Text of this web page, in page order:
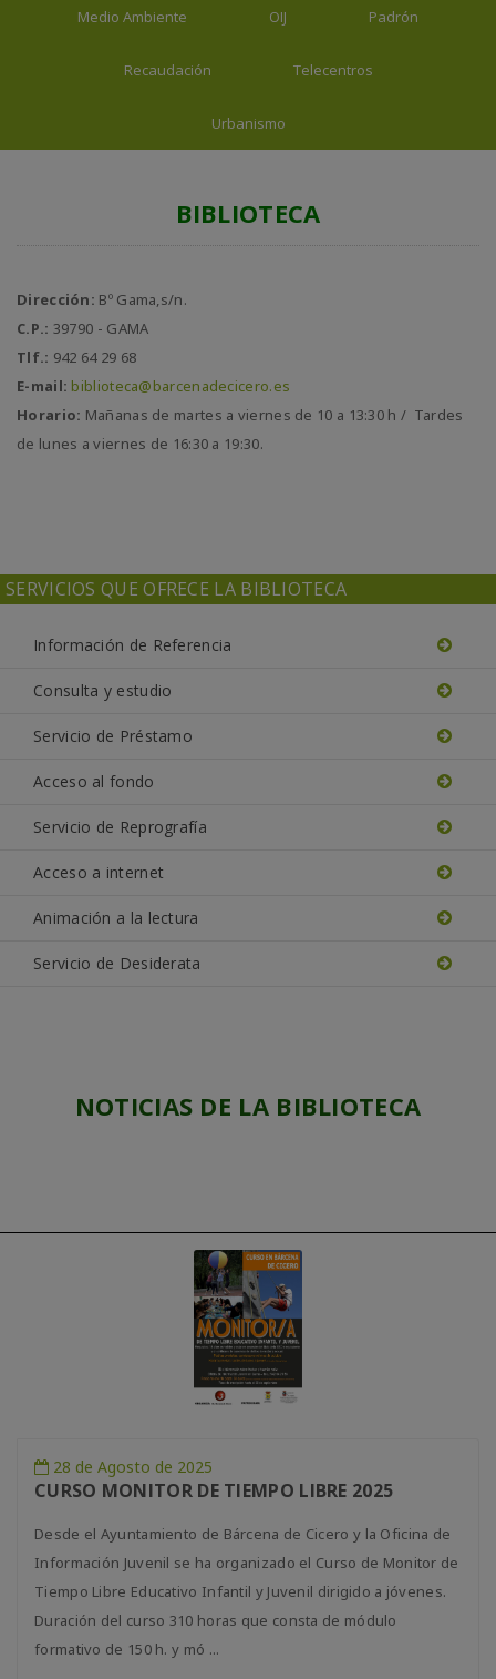
Medio Ambiente OIJ Padrón
Recaudación Telecentros
Urbanismo
BIBLIOTECA
Dirección: Bº Gama,s/n.
C.P.: 39790 - GAMA
Tlf.: 942 64 29 68
E-mail: biblioteca@barcenadecicero.es
Horario: Mañanas de martes a viernes de 10 a 13:30 h / Tardes
de lunes a viernes de 16:30 a 19:30.
SERVICIOS QUE OFRECE LA BIBLIOTECA
Información de Referencia
Consulta y estudio
Servicio de Préstamo
Acceso al fondo
Servicio de Reprografía
Acceso a internet
Animación a la lectura
Servicio de Desiderata
NOTICIAS DE LA BIBLIOTECA
28 de Agosto de 2025
CURSO MONITOR DE TIEMPO LIBRE 2025
Desde el Ayuntamiento de Bárcena de Cicero y la Oficina de
Información Juvenil se ha organizado el Curso de Monitor de
Tiempo Libre Educativo Infantil y Juvenil dirigido a jóvenes.
Duración del curso 310 horas que consta de módulo
formativo de 150 h. y mó ...